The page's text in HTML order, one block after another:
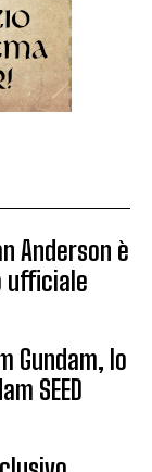
Anderson è
ufficiale
Gundam, lo
SEED